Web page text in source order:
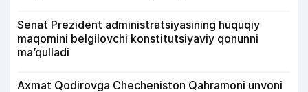
Senat Prezident administratsiyasining huquqiy
maqomini belgilovchi konstitutsiyaviy qonunni
ma’qulladi
Axmat Qodirovga Checheniston Qahramoni unvoni